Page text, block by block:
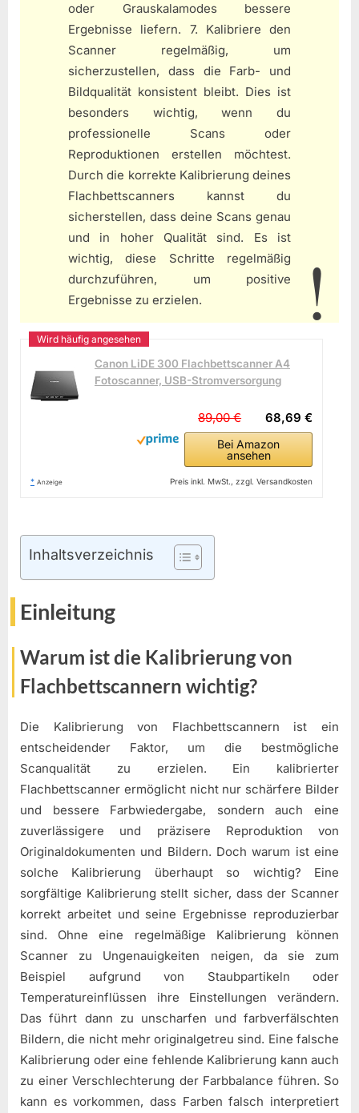
oder Grauskalamodes bessere
Ergebnisse liefern. 7. Kalibriere den
Scanner regelmäßig, um
sicherzustellen, dass die Farb- und
Bildqualität konsistent bleibt. Dies ist
besonders wichtig, wenn du
professionelle Scans oder
Reproduktionen erstellen möchtest.
Durch die korrekte Kalibrierung deines
Flachbettscanners kannst du
sicherstellen, dass deine Scans genau
und in hoher Qualität sind. Es ist
wichtig, diese Schritte regelmäßig
durchzuführen, um positive
Ergebnisse zu erzielen.
Canon LiDE 300 Flachbettscanner A4
Fotoscanner, USB-Stromversorgung
68,69 €
89,00 €
Bei Amazon
ansehen
* Anzeige Preis inkl. MwSt., zzgl. Versandkosten
Inhaltsverzeichnis
Einleitung
Warum ist die Kalibrierung von
Flachbettscannern wichtig?
Die Kalibrierung von Flachbettscannern ist ein
entscheidender Faktor, um die bestmögliche
Scanqualität zu erzielen. Ein kalibrierter
Flachbettscanner ermöglicht nicht nur schärfere Bilder
und bessere Farbwiedergabe, sondern auch eine
zuverlässigere und präzisere Reproduktion von
Originaldokumenten und Bildern. Doch warum ist eine
solche Kalibrierung überhaupt so wichtig? Eine
sorgfältige Kalibrierung stellt sicher, dass der Scanner
korrekt arbeitet und seine Ergebnisse reproduzierbar
sind. Ohne eine regelmäßige Kalibrierung können
Scanner zu Ungenauigkeiten neigen, da sie zum
Beispiel aufgrund von Staubpartikeln oder
Temperatureinflüssen ihre Einstellungen verändern.
Das führt dann zu unscharfen und farbverfälschten
Bildern, die nicht mehr originalgetreu sind. Eine falsche
Kalibrierung oder eine fehlende Kalibrierung kann auch
zu einer Verschlechterung der Farbbalance führen. So
kann es vorkommen, dass Farben falsch interpretiert